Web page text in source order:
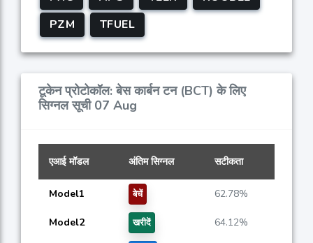
PZM
TFUEL
टूकेन प्रोटोकॉल: बेस कार्बन टन (BCT) के लिए
सिग्नल सूची 07 Aug
एआई मॉडल अंतिम सिग्नल सटीकता
Model1 बेचें 62.78%
Model2 खरीदें 64.12%